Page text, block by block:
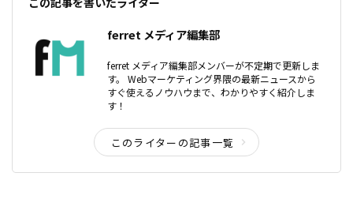
ferret メディア編集部
ferret メディア編集部メンバーが不定期で更新しま
す。 Webマーケティング界隈の最新ニュースから
すぐ使えるノウハウまで、わかりやすく紹介しま
す！
このライターの記事一覧